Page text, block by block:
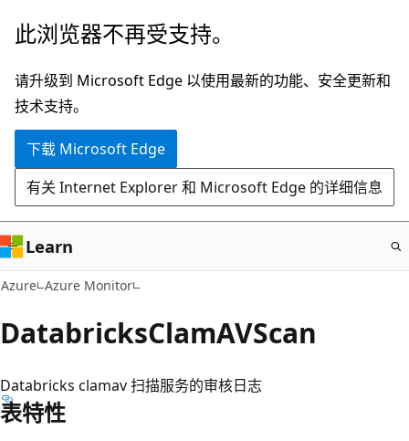
跳
主
要
内
此浏览器不再受支持。
请升级到 Microsoft Edge 以使用最新的功能、安全更新和
技术支持。
下载 Microsoft Edge
有关 Internet Explorer 和 Microsoft Edge 的详细信息
Learn
Azure Azure Monitor
DatabricksClamAVScan
Databricks clamav 扫描服务的审核日志
表特性